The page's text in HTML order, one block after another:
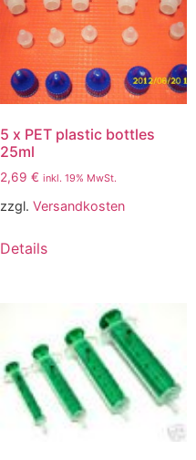
5 x PET plastic bottles
25ml
2,69 € inkl. 19% MwSt.
zzgl. Versandkosten
Details